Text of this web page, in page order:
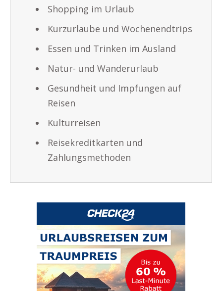
Shopping im Urlaub
Kurzurlaube und Wochenendtrips
Essen und Trinken im Ausland
Natur- und Wanderurlaub
Gesundheit und Impfungen auf
Reisen
Kulturreisen
Reisekreditkarten und
Zahlungsmethoden